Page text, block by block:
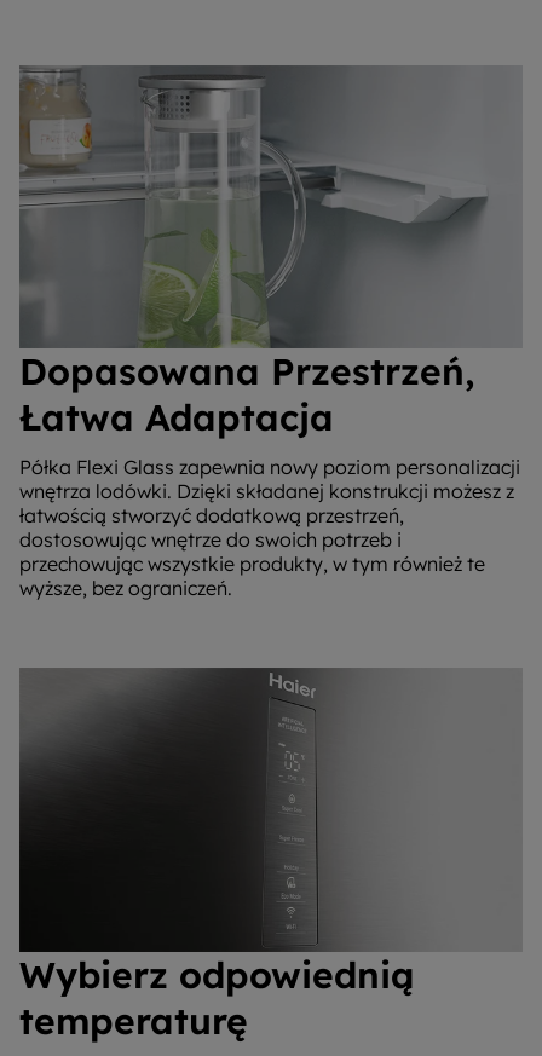
Dopasowana Przestrzeń,
Łatwa Adaptacja
Półka Flexi Glass zapewnia nowy poziom personalizacji
wnętrza lodówki. Dzięki składanej konstrukcji możesz z
łatwością stworzyć dodatkową przestrzeń,
dostosowując wnętrze do swoich potrzeb i
przechowując wszystkie produkty, w tym również te
wyższe, bez ograniczeń.
Wybierz odpowiednią
temperaturę